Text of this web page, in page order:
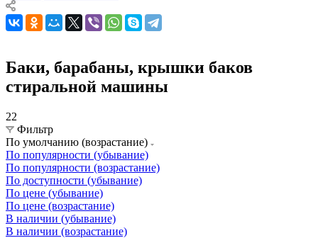
Баки, барабаны, крышки баков
стиральной машины
22
Фильтр
По умолчанию (возрастание)
По популярности (убывание)
По популярности (возрастание)
По доступности (убывание)
По цене (убывание)
По цене (возрастание)
В наличии (убывание)
В наличии (возрастание)